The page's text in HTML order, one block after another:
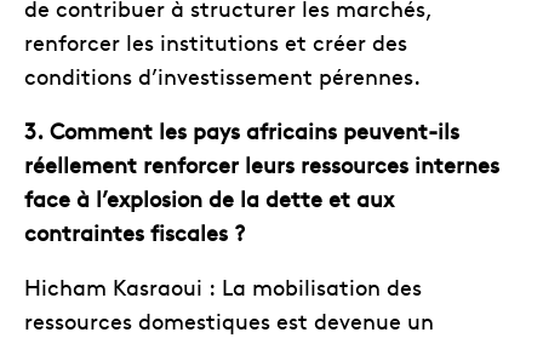
de contribuer à structurer les marchés,
renforcer les institutions et créer des
conditions d’investissement pérennes.
3. Comment les pays africains peuvent-ils
réellement renforcer leurs ressources internes
face à l’explosion de la dette et aux
contraintes fiscales ?
Hicham Kasraoui : La mobilisation des
ressources domestiques est devenue un